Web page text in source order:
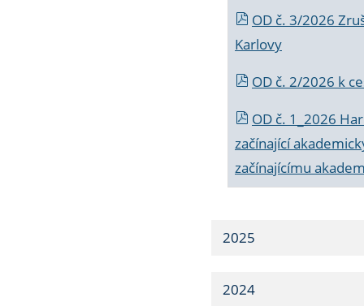
OD č. 3/2026
Karlovy
OD č. 2/2026 k
OD č. 1_2026
začínající
začínajícímu
2025
2024